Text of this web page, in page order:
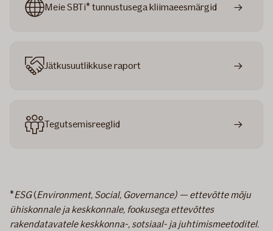
Meie SBTi* tunnustusega kliimaeesmärgid
Jätkusuutlikkuse raport
Tegutsemisreeglid
*ESG(Environment, Social, Governance) — ettevõtte mõju
ühiskonnale ja keskkonnale, fookusega ettevõttes
rakendatavatele keskkonna-, sotsiaal- ja juhtimismeetoditel.